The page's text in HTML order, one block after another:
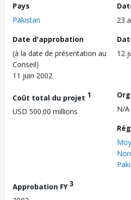
Pays
Pakistan
23
Date d'approbation
(à la date de présentation au
Conseil)
11 juin 2002
12
Coût total du projet 1
USD 500.00 millions
N/A
Approbation FY3